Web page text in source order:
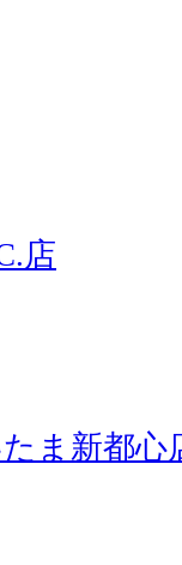
店
ま新都心